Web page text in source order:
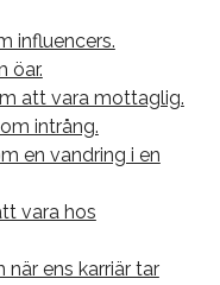
influencers.
öar.
att vara mottaglig.
intrång.
en vandring i en
vara hos
ens karriär tar